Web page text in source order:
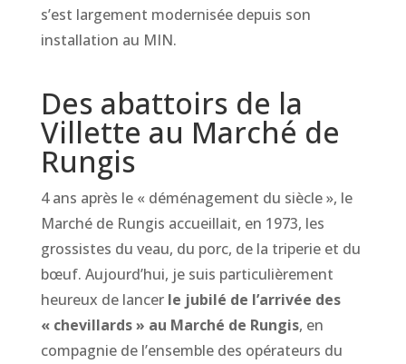
s’est largement modernisée depuis son
installation au MIN.
Des abattoirs de la
Villette au Marché de
Rungis
4 ans après le « déménagement du siècle », le
Marché de Rungis accueillait, en 1973, les
grossistes du veau, du porc, de la triperie et du
bœuf. Aujourd’hui, je suis particulièrement
heureux de lancer le jubilé de l’arrivée des
« chevillards » au Marché de Rungis, en
compagnie de l’ensemble des opérateurs du